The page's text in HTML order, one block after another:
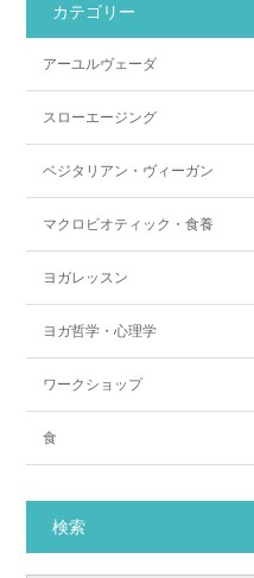
カテゴリー
アーユルヴェーダ
スローエージング
ベジタリアン・ヴィーガン
マクロビオティック・食養
ヨガレッスン
ヨガ哲学・心理学
ワークショップ
食
検索